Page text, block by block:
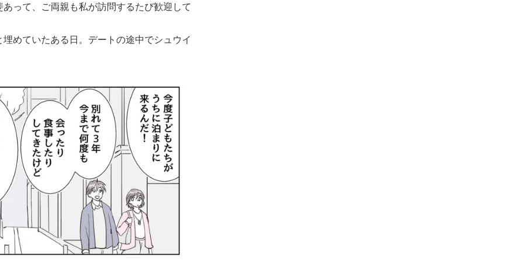
って、ご両親も私が訪問するたび歓迎して
めていたある日。デートの途中でシュウイ